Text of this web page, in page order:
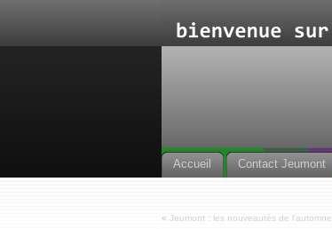
Accueil Contact Jeumont
« Jeumont : les nouveautés de l’automne